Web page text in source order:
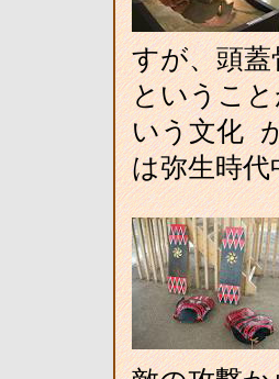
すが、頭
というこ
いう文化
は弥生時